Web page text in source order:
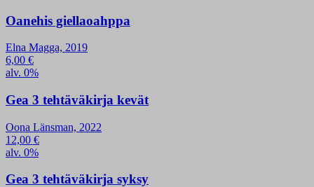
Oanehis giellaoahppa
Elna Magga, 2019
6,00 €
alv. 0%
Gea 3 tehtäväkirja kevät
Oona Länsman, 2022
12,00 €
alv. 0%
Gea 3 tehtäväkirja syksy